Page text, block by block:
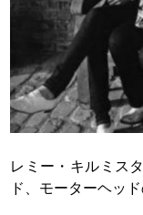
レミー・キルミス
ド、モーターヘッ